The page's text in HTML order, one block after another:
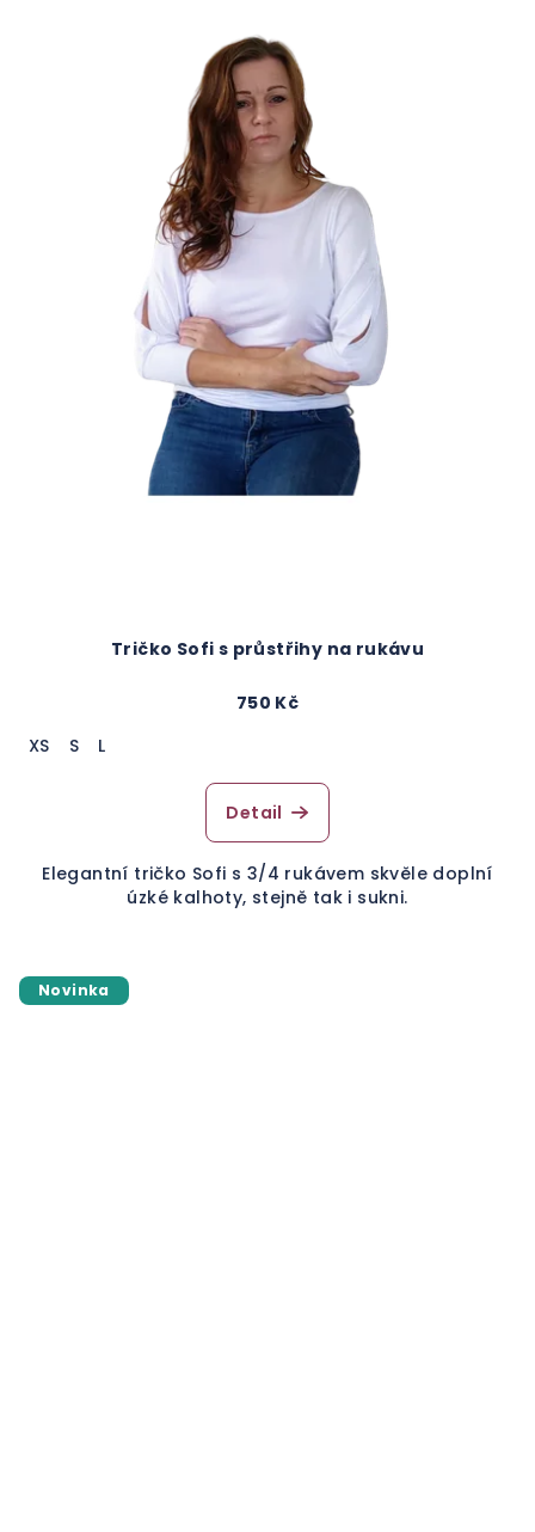
Tričko Sofi s průstřihy na rukávu
750 Kč
XS
S L
Detail
Elegantní tričko Sofi s 3/4 rukávem skvěle doplní
úzké kalhoty, stejně tak i sukni.
Novinka